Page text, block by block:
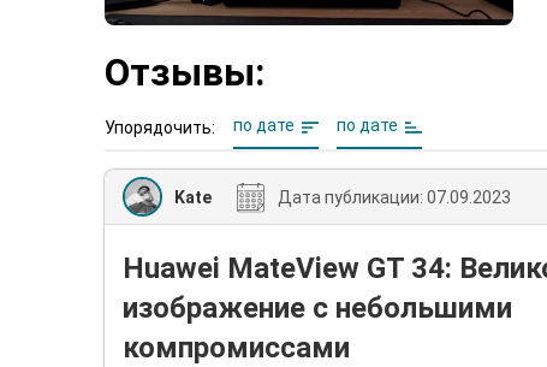
Отзывы:
Упорядочить: по дате по дате
Kate Дата публикации: 07.09.2023
Huawei MateView GT 34:
изображение с небольшими
компромиссами